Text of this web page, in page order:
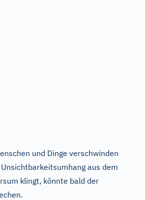
und Dinge verschwinden
aus dem
klingt, könnte bald der